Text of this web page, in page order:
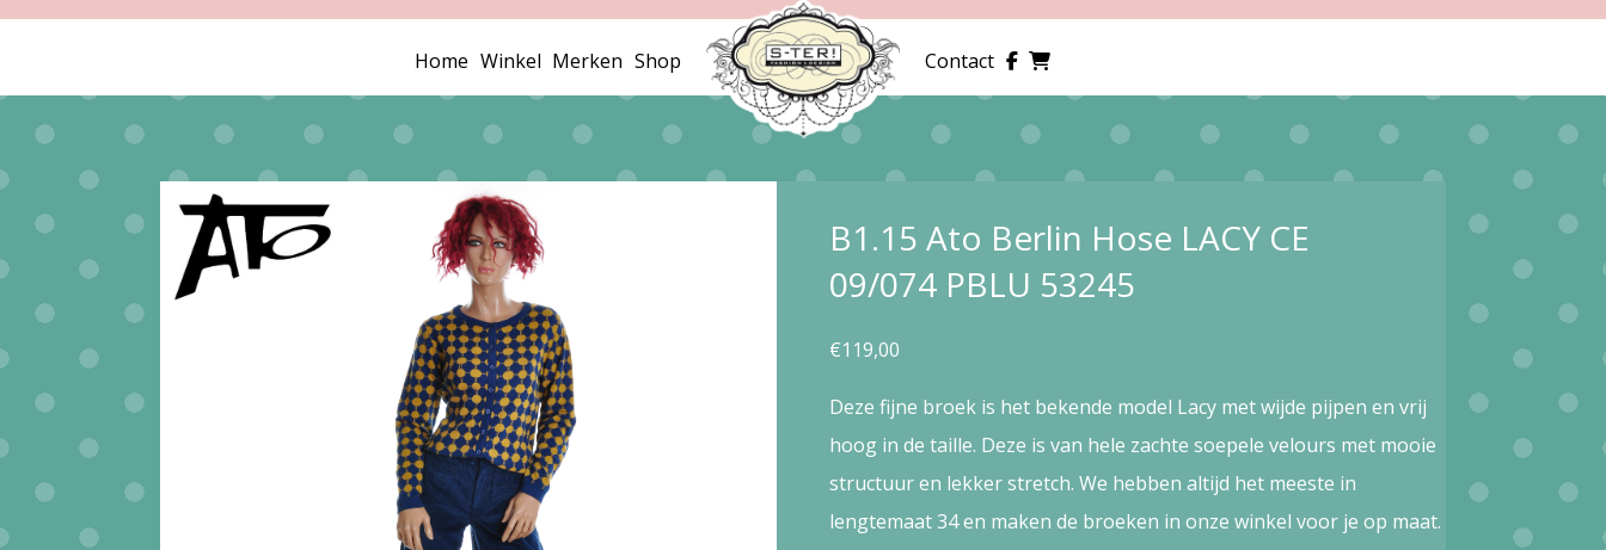
Home Winkel Merken Shop Contact
B1.15 Ato Berlin Hose LACY CE
09/074 PBLU 53245
€119,00
Deze fijne broek is het bekende model Lacy met wijde pijpen en vrij
hoog in de taille. Deze is van hele zachte soepele velours met mooie
structuur en lekker stretch. We hebben altijd het meeste in
lengtemaat 34 en maken de broeken in onze winkel voor je op maat.